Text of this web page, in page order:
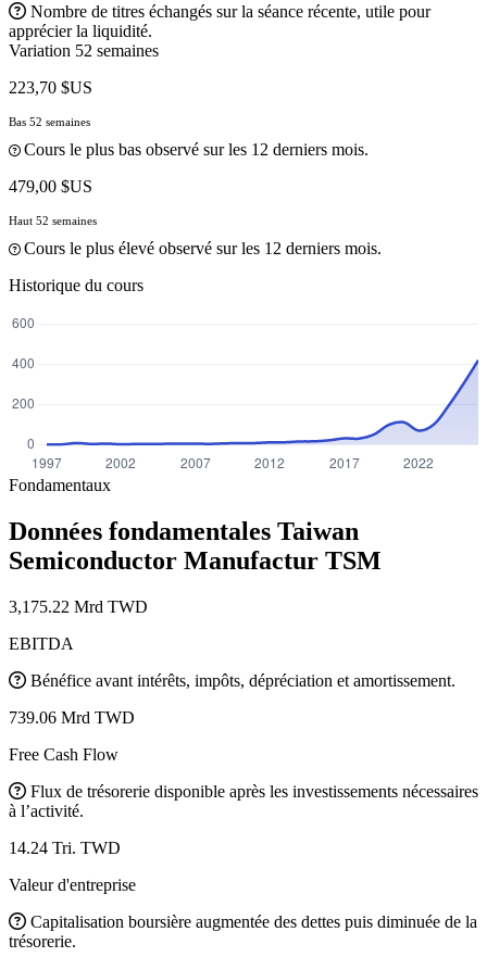
Nombre de titres échangés sur la séance récente, utile pour
apprécier la liquidité.
Variation 52 semaines
223,70 $US
Bas 52 semaines
Cours le plus bas observé sur les 12 derniers mois.
479,00 $US
Haut 52 semaines
Cours le plus élevé observé sur les 12 derniers mois.
Historique du cours
Fondamentaux
Données fondamentales Taiwan
Semiconductor Manufactur TSM
3,175.22 Mrd TWD
EBITDA
Bénéfice avant intérêts, impôts, dépréciation et amortissement.
739.06 Mrd TWD
Free Cash Flow
Flux de trésorerie disponible après les investissements nécessaires
à l’activité.
14.24 Tri. TWD
Valeur d'entreprise
Capitalisation boursière augmentée des dettes puis diminuée de la
trésorerie.